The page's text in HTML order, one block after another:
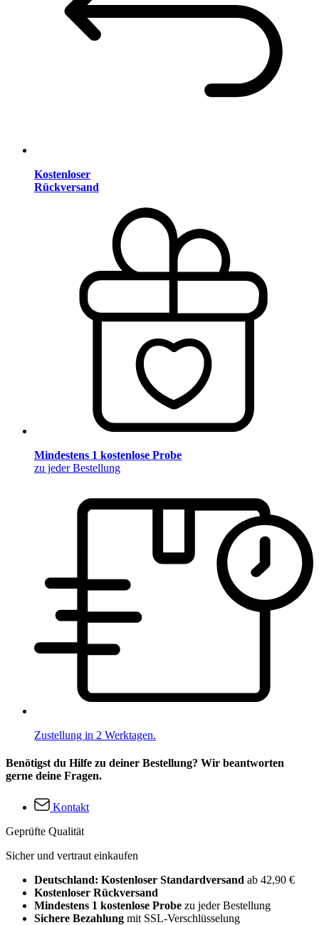
Kostenloser
Rückversand
Mindestens 1 kostenlose Probe
zu jeder Bestellung
Zustellung in 2 Werktagen.
Benötigst du Hilfe zu deiner Bestellung? Wir beantworten
gerne deine Fragen.
Kontakt
Geprüfte Qualität
Sicher und vertraut einkaufen
Deutschland: Kostenloser Standardversand ab 42,90 €
Kostenloser Rückversand
Mindestens 1 kostenlose Probe zu jeder Bestellung
Sichere Bezahlung mit SSL-Verschlüsselung